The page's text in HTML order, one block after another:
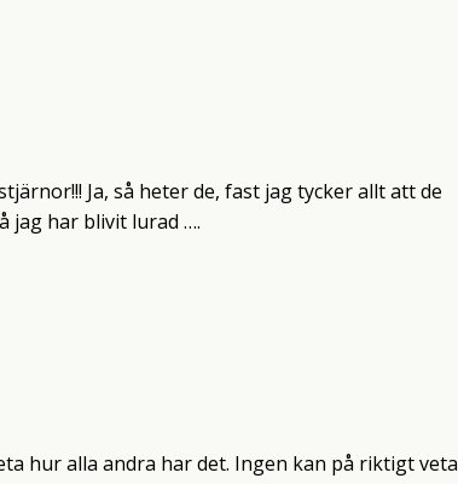
Ja, så heter de, fast jag tycker allt att de
jag har blivit lurad ….
hur alla andra har det. Ingen kan på riktigt veta